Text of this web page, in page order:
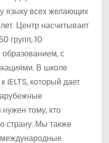
языку всех желающих
Центр насчитывает
групп, 10
с
В школе
IELTS, который дает
тому, кто
страну. Мы также